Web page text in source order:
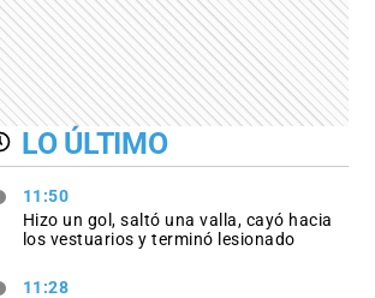
LO ÚLTIMO
11:50
Hizo un gol, saltó una valla, cayó hacia
los vestuarios y terminó lesionado
11:28